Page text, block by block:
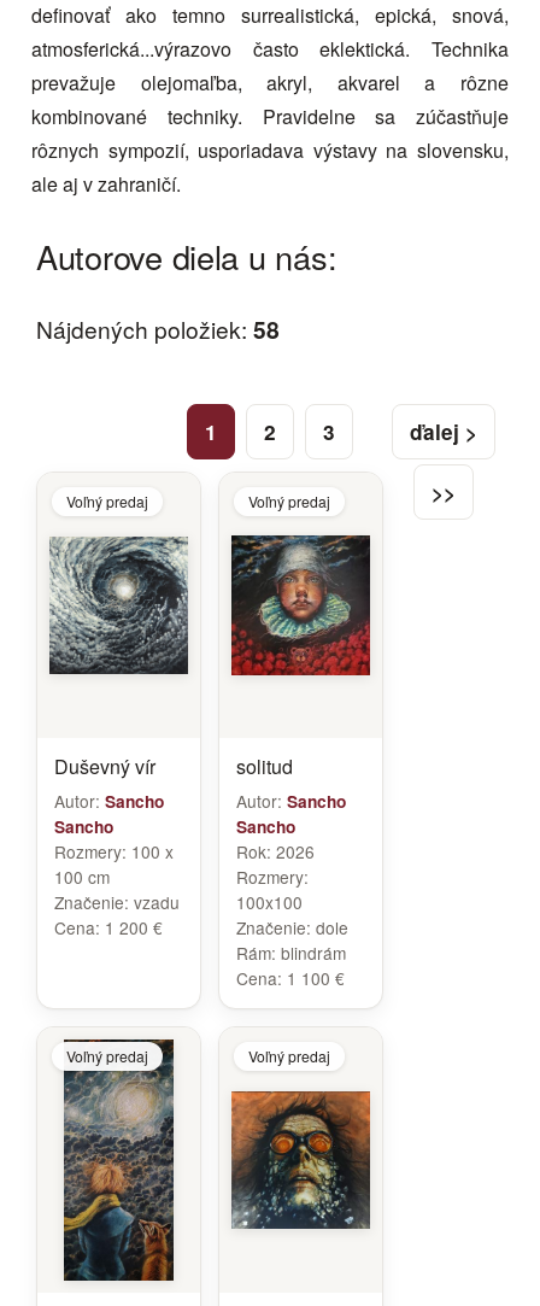
definovať ako temno surrealistická, epická, snová,
atmosferická...výrazovo často eklektická. Technika
prevažuje olejomaľba, akryl, akvarel a rôzne
kombinované techniky. Pravidelne sa zúčastňuje
rôznych sympozií, usporiadava výstavy na slovensku,
ale aj v zahraničí.
Autorove diela u nás:
Nájdených položiek: 58
ďalej >
>>
1 2 3
Voľný predaj
Duševný vír
Autor: Sancho
Sancho
Rozmery: 100 x
100 cm
Značenie: vzadu
Cena: 1 200 €
Voľný predaj
solitud
Autor: Sancho
Sancho
Rok: 2026
Rozmery:
100x100
Značenie: dole
Rám: blindrám
Cena: 1 100 €
Voľný predaj Voľný predaj